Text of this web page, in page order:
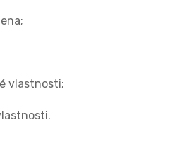
vlastnosti;